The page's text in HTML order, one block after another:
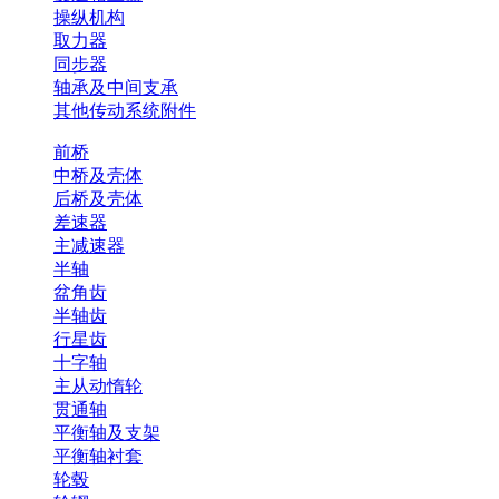
操纵机构
取力器
同步器
轴承及中间支承
其他传动系统附件
前桥
中桥及壳体
后桥及壳体
差速器
主减速器
半轴
盆角齿
半轴齿
行星齿
十字轴
主从动惰轮
贯通轴
平衡轴及支架
平衡轴衬套
轮毂